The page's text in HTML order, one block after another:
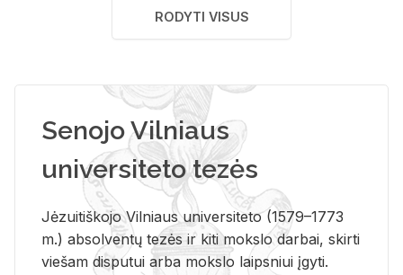
RODYTI VISUS
Senojo Vilniaus
universiteto tezės
Jėzuitiškojo Vilniaus universiteto (1579–1773
m.) absolventų tezės ir kiti mokslo darbai, skirti
viešam disputui arba mokslo laipsniui įgyti.